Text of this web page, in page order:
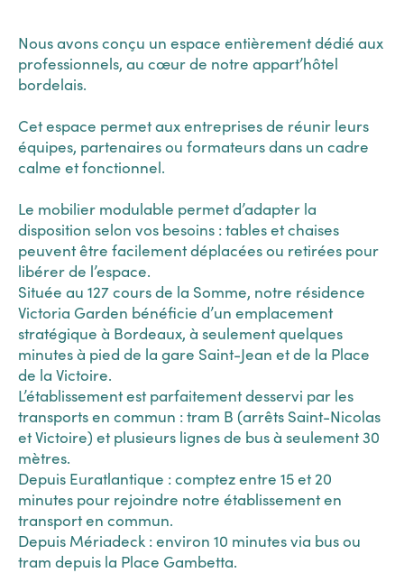
Nous avons conçu un espace entièrement dédié aux
professionnels, au cœur de notre appart’hôtel
bordelais.
Cet espace permet aux entreprises de réunir leurs
équipes, partenaires ou formateurs dans un cadre
calme et fonctionnel.
Le mobilier modulable permet d’adapter la
disposition selon vos besoins : tables et chaises
peuvent être facilement déplacées ou retirées pour
libérer de l’espace.
Située au 127 cours de la Somme, notre résidence
Victoria Garden bénéficie d’un emplacement
stratégique à Bordeaux, à seulement quelques
minutes à pied de la gare Saint-Jean et de la Place
de la Victoire.
L’établissement est parfaitement desservi par les
transports en commun : tram B (arrêts Saint-Nicolas
et Victoire) et plusieurs lignes de bus à seulement 30
mètres.
Depuis Euratlantique : comptez entre 15 et 20
minutes pour rejoindre notre établissement en
transport en commun.
Depuis Mériadeck : environ 10 minutes via bus ou
tram depuis la Place Gambetta.